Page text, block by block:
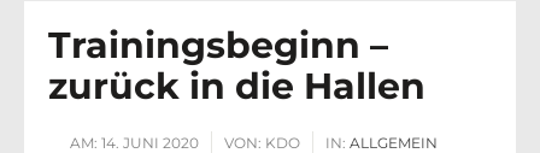
Trainingsbeginn –
zurück in die Hallen
AM: 14. JUNI 2020 VON: KDO IN: ALLGEMEIN